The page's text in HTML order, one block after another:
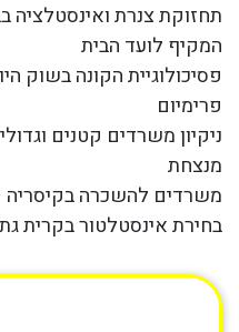
תחזוקת צנרת ואינסטלציה
המקיף לועד הבית
פסיכולוגיית הקונה בשוק
פרימיום
ניקיון משרדים קטנים
מנצחת
משרדים להשכרה בקיסריה
בחירת אינסטלטור בקרית גת: 6 דברים שלא כדאי